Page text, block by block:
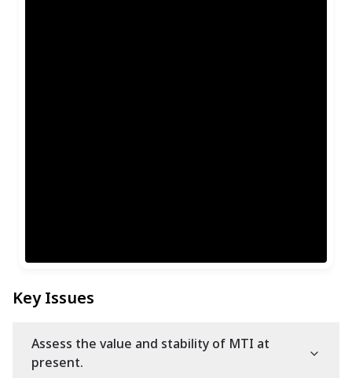
Key Issues
Assess the value and stability of MTI at
present.